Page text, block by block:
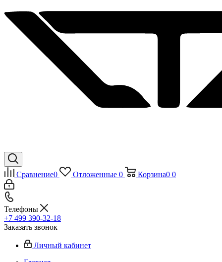
Сравнение0 Отложенные 0 Корзина0 0
Телефоны
+7 499 390-32-18
Заказать звонок
Личный кабинет